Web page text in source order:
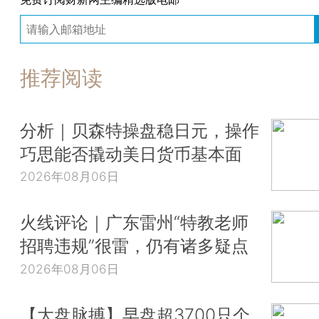
推荐阅读
分析｜贝森特操盘稳日元，操作
巧思能否撬动美日货币基本面
2026年08月06日
火线评论｜广东雷州“特教老师
招聘违规”很雷，仍有诸多疑点
2026年08月06日
【大盘脉搏】早盘超3700只个